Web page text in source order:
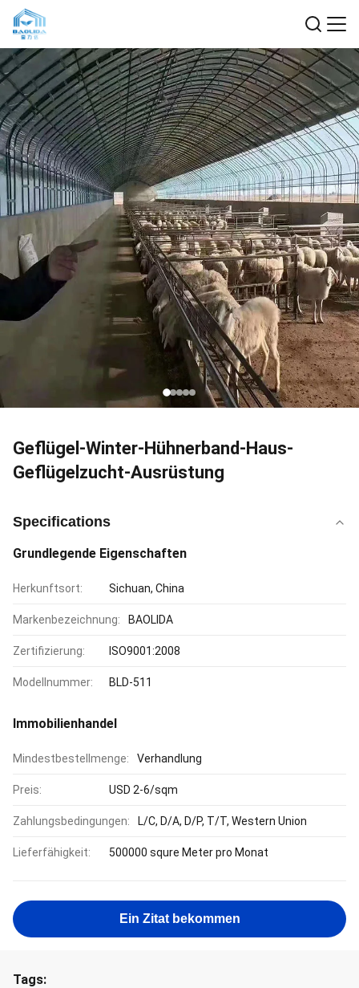
Geflügel-Winter-Hühnerband-Haus-
Geflügelzucht-Ausrüstung
Specifications
Grundlegende Eigenschaften
Herkunftsort: Sichuan, China
Markenbezeichnung: BAOLIDA
Zertifizierung: ISO9001:2008
Modellnummer: BLD-511
Immobilienhandel
Mindestbestellmenge: Verhandlung
Preis: USD 2-6/sqm
Zahlungsbedingungen: L/C, D/A, D/P, T/T, Western Union
Lieferfähigkeit: 500000 squre Meter pro Monat
Ein Zitat bekommen
Tags: